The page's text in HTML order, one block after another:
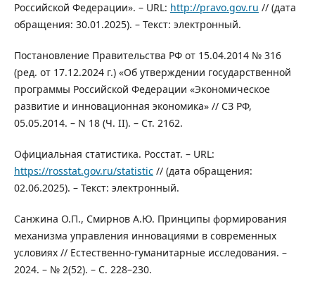
Российской Федерации». – URL: http://pravo.gov.ru // (дата
обращения: 30.01.2025). – Текст: электронный.
Постановление Правительства РФ от 15.04.2014 № 316
(ред. от 17.12.2024 г.) «Об утверждении государственной
программы Российской Федерации «Экономическое
развитие и инновационная экономика» // СЗ РФ,
05.05.2014. – N 18 (Ч. II). – Ст. 2162.
Официальная статистика. Росстат. – URL:
https://rosstat.gov.ru/statistic// (дата обращения:
02.06.2025). – Текст: электронный.
Санжина О.П., Смирнов А.Ю. Принципы формирования
механизма управления инновациями в современных
условиях // Естественно-гуманитарные исследования. –
2024. – № 2(52). – С. 228–230.